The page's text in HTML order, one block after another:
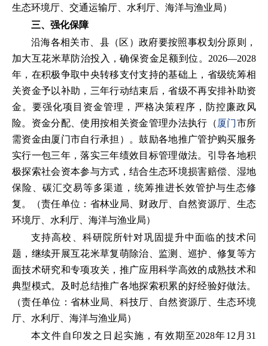
生态环境厅、交通运输厅、水利厅、海洋与渔业局）
三、强化保障
沿海各相关市、县（区）政府要按照事权划分原则，
加大互花米草防治投入，确保资金足额到位。2026—2028
年，在积极争取中央转移支付支持的基础上，省级统筹相
关资金予以补助，三年行动结束后，省级不再安排补助资
金。要强化项目资金管理，严格决策程序，防控廉政风
险。资金分配、使用按相关资金管理办法执行（ 厦门市所
需资金由厦门市自行承担）。鼓励各地推广管护购买服务
实行一包三年，落实三年绩效目标管理做法。引导各地积
极探索社会资本参与方式，结合生态环境损害赔偿、湿地
保险、碳汇交易等多渠道，统筹推进长效管护与生态修
复。（责任单位：省林业局、财政厅、自然资源厅、生态
环境厅、水利厅、海洋与渔业局）
支持高校、科研院所针对巩固提升中面临的技术问
题，继续开展互花米草复萌除治、监测、巡护、修复等方
面技术研究和专项攻关，推广应用科学高效的成熟技术和
典型模式。及时总结推广各地探索积累的好经验好做法。
（责任单位：省林业局、科技厅、自然资源厅、生态环境
厅、水利厅、海洋与渔业局）
本文件自印发之日起实施，有效期至2028年12月31